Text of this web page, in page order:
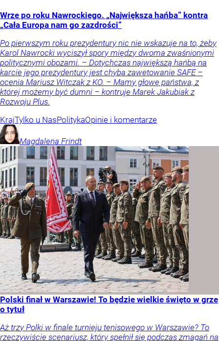
Wrze po roku Nawrockiego. „Największa hańba” kontra
„Cała Europa nam go zazdrości”
Po pierwszym roku prezydentury nic nie wskazuje na to, żeby
Karol Nawrocki wyciszył spory między dwoma zwaśnionymi
politycznymi obozami. – Dotychczas największą hańbą na
karcie jego prezydentury jest chyba zawetowanie SAFE –
ocenia Mariusz Witczak z KO. – Mamy głowę państwa, z
której możemy być dumni – kontruje Marek Jakubiak z
Rozwoju Plus.
KrajTylko u NasPolitykaOpinie i komentarze
Magdalena Frindt
Polski finał w Warszawie! To będzie wielkie święto w grze
o tytuł
Aż trzy Polki w finale turnieju tenisowego w Warszawie? To
rzeczywiście scenariusz, który spełnił się podczas zmagań na